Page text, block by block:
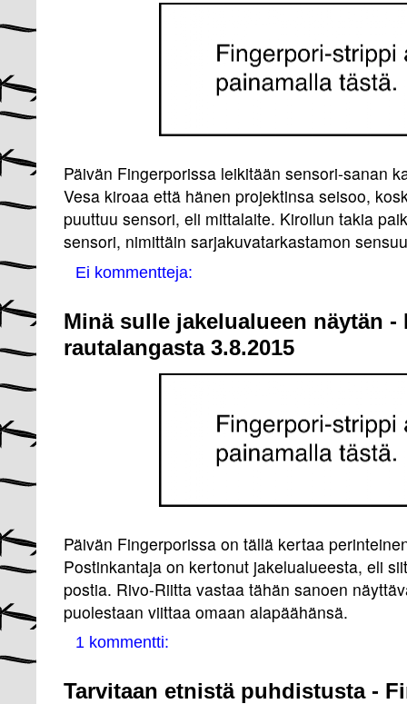
Päivän Fingerporissa leikitään sensori-sanan
Vesa kiroaa että hänen projektinsa seisoo,
puuttuu sensori, eli mittalaite. Kiroilun takia
sensori, nimittäin sarjakuvatarkastamon
Ei kommentteja:
Minä sulle jakelualueen näytän -
rautalangasta 3.8.2015
Päivän Fingerporissa on tällä kertaa
Postinkantaja on kertonut jakelualueesta, eli
postia. Rivo-Riitta vastaa tähän sanoen
puolestaan viittaa omaan alapäähänsä.
1 kommentti:
Tarvitaan etnistä puhdistusta -